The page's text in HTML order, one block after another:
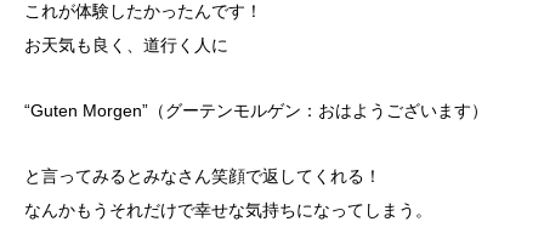
これが体験したかったんです！
お天気も良く、道行く人に
“Guten Morgen”（グーテンモルゲン：おはようございます）
と言ってみるとみなさん笑顔で返してくれる！
なんかもうそれだけで幸せな気持ちになってしまう。